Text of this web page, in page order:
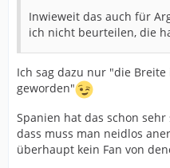
Inwieweit das auch für
ich nicht beurteilen, die
Ich sag dazu nur "die
geworden"
Spanien hat das schon
dass muss man neidlos
überhaupt kein Fan von